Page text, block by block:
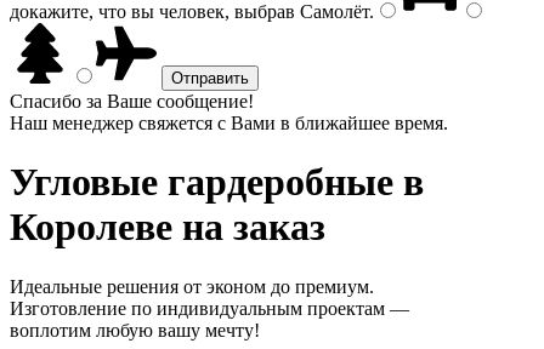
докажите, что вы человек, выбрав Самолёт.
Спасибо за Ваше сообщение!
Наш менеджер свяжется с Вами в ближайшее время.
Угловые гардеробные в
Королеве на заказ
Идеальные решения от эконом до премиум.
Изготовление по индивидуальным проектам —
воплотим любую вашу мечту!